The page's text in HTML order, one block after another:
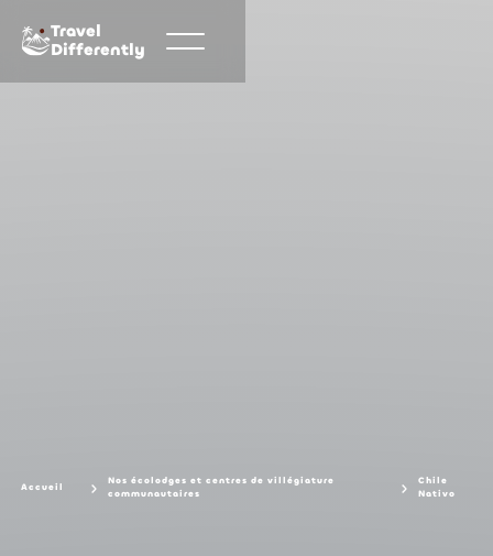
Travel
Differently
Accueil
Nos écolodges et centres de villégiature
communautaires
Chile
Nativo